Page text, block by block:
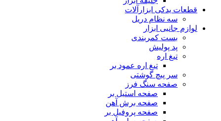
قطعات یدکی ابزارآلات
سه نظام دریل
لوازم جانبی ابزار
بست کمربندی
پد پولیش
تیغ اره
تیغ اره عمود بر
سر پیچ گوشتی
صفحه سنگ فرز
صفحه استیل بر
صفحه برش آهن
صفحه پروفیل بر